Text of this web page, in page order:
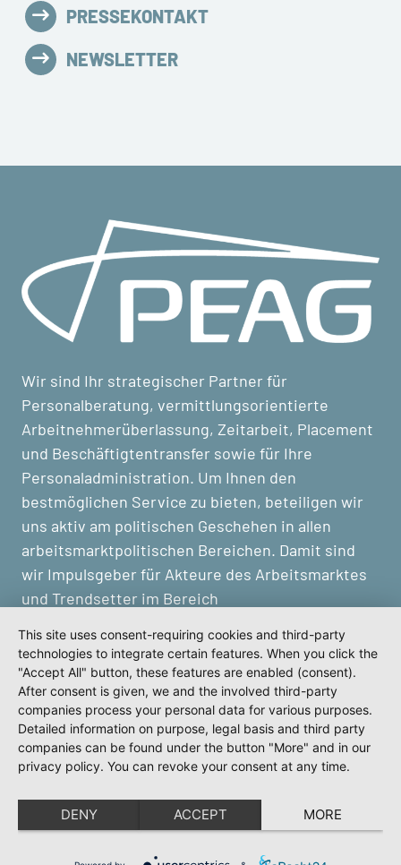
PRESSEKONTAKT
NEWSLETTER
Wir sind Ihr strategischer Partner für
Personalberatung, vermittlungsorientierte
Arbeitnehmerüberlassung, Zeitarbeit, Placement
und Beschäftigtentransfer sowie für Ihre
Personaladministration. Um Ihnen den
bestmöglichen Service zu bieten, beteiligen wir
uns aktiv am politischen Geschehen in allen
arbeitsmarktpolitischen Bereichen. Damit sind
wir Impulsgeber für Akteure des Arbeitsmarktes
und Trendsetter im Bereich
This site uses consent-requiring cookies and third-party
technologies to integrate certain features. When you click the
"Accept All" button, these features are enabled (consent).
After consent is given, we and the involved third-party
companies process your personal data for various purposes.
Detailed information on purpose, legal basis and third party
companies can be found under the button "More" and in our
privacy policy. You can revoke your consent at any time.
DENY ACCEPT MORE